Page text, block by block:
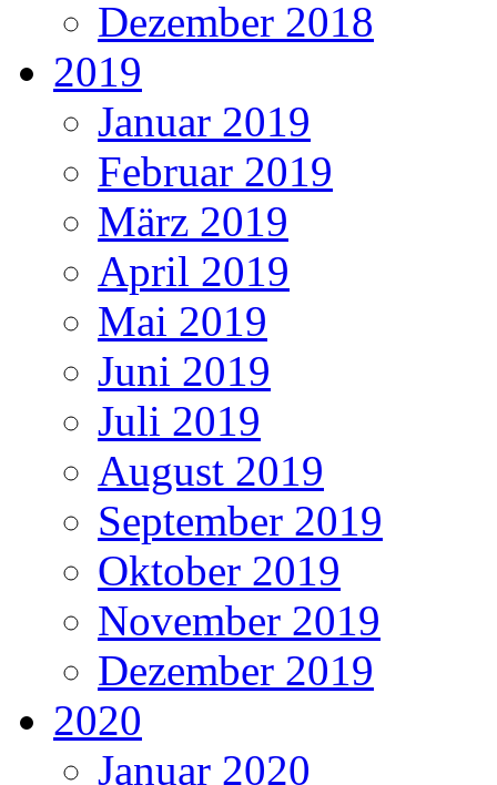
Dezember 2018
2019
Januar 2019
Februar 2019
März 2019
April 2019
Mai 2019
Juni 2019
Juli 2019
August 2019
September 2019
Oktober 2019
November 2019
Dezember 2019
2020
Januar 2020